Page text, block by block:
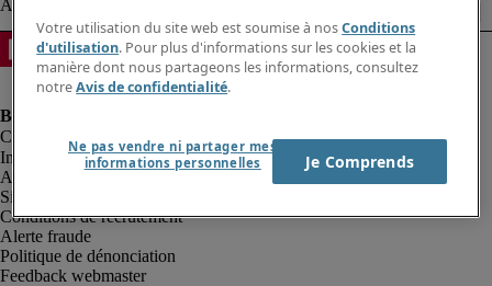
Informations sur la société
Avis de confidentialité
Site web et cookies
Conditions de recrutement
Alerte fraude
Politique de dénonciation
Feedback webmaster
Votre utilisation du site web est soumise à nosConditions
d'utilisation. Pour plus d'informations sur les cookies et la
manière dont nous partageons les informations, consultez
notreAvis de confidentialité.
Ne pas vendre ni partager mes
informations personnelles
Je Comprends